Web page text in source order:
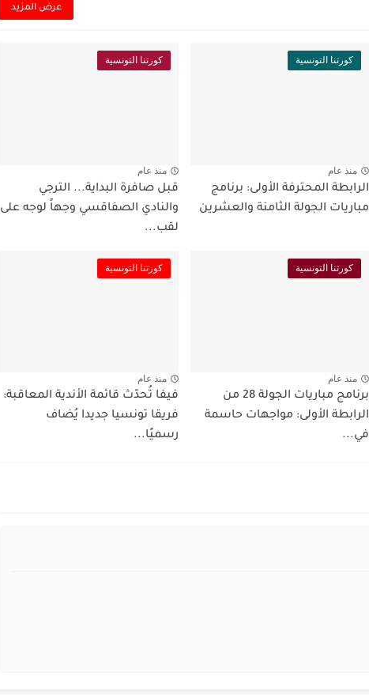
عرض المزيد
كورتنا التونسية
منذ عام
الرابطة المحترفة الأولى: برنامج
مباريات الجولة الثامنة والعشرين
كورتنا التونسية
منذ عام
قبل صافرة البداية... الترجي
والنادي الصفاقسي وجهاً لوجه على
لقب...
كورتنا التونسية
منذ عام
برنامج مباريات الجولة 28 من
الرابطة الأولى: مواجهات حاسمة
في...
كورتنا التونسية
منذ عام
فيفا تُحدّث قائمة الأندية المعاقبة:
فريقا تونسيا جديدا يُضاف
رسميًا...